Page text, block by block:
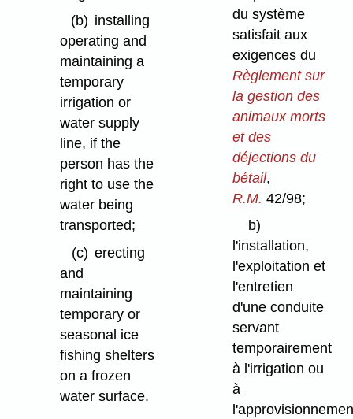
(b) installing
operating and
maintaining a
temporary
irrigation or
water supply
line, if the
person has the
right to use the
water being
transported;
(c) erecting
and
maintaining
temporary or
seasonal ice
fishing shelters
on a frozen
water surface.
du système
satisfait aux
exigences du
Règlement sur
la gestion des
animaux morts
et des
déjections du
bétail,
R.M. 42/98;
b)
l'installation,
l'exploitation et
l'entretien
d'une conduite
servant
temporairement
à l'irrigation ou
à